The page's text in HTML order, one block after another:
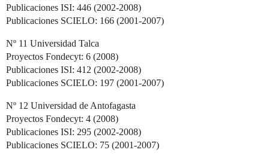
Publicaciones ISI: 446 (2002-2008)
Publicaciones SCIELO: 166 (2001-2007)
Nº 11 Universidad Talca
Proyectos Fondecyt: 6 (2008)
Publicaciones ISI: 412 (2002-2008)
Publicaciones SCIELO: 197 (2001-2007)
Nº 12 Universidad de Antofagasta
Proyectos Fondecyt: 4 (2008)
Publicaciones ISI: 295 (2002-2008)
Publicaciones SCIELO: 75 (2001-2007)